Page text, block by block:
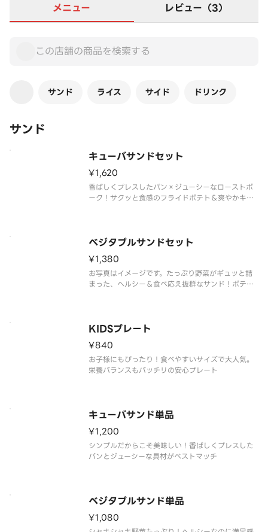
メニュー レビュー（3）
サンド ライス サイド ドリンク
サンド
キューバサンドセット
¥1,620
香ばしくプレスしたパン×ジューシーなローストポ
ーク！サクッと食感のフライドポテト＆爽やかキャ
ベジタブルサンドセット
¥1,380
お写真はイメージです。たっぷり野菜がギュッと詰
まった、ヘルシー＆食べ応え抜群なサンド！ポテト
KIDSプレート
¥840
お子様にもぴったり！食べやすいサイズで大人気。
栄養バランスもバッチリの安心プレート
キューバサンド単品
¥1,200
シンプルだからこそ美味しい！香ばしくプレスした
パンとジューシーな具材がベストマッチ
ベジタブルサンド単品
¥1,080